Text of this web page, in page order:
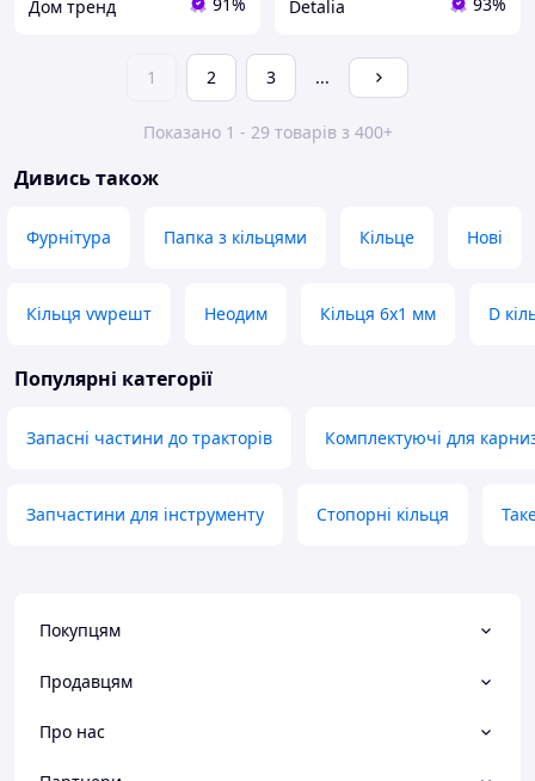
Дом тренд Detalia
1 2 3 ...
Показано 1 - 29 товарів з 400+
Дивись також
Фурнітура Папка з кільцями Кільце Нові
Кільця vwрешт Неодим Кільця 6x1 мм D
Популярні категорії
Запасні частини до тракторів Комплектуючі для
Запчастини для інструменту Стопорні кільця
Покупцям
Продавцям
Про нас